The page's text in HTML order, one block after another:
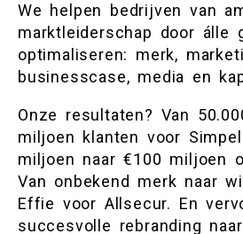
We helpen bedrijven van
marktleiderschap door álle
optimaliseren: merk,
businesscase, media en
Onze resultaten? Van
miljoen klanten voor
miljoen naar €100 miljoen
Van onbekend merk naar
Effie voor Allsecur. En
succesvolle rebranding